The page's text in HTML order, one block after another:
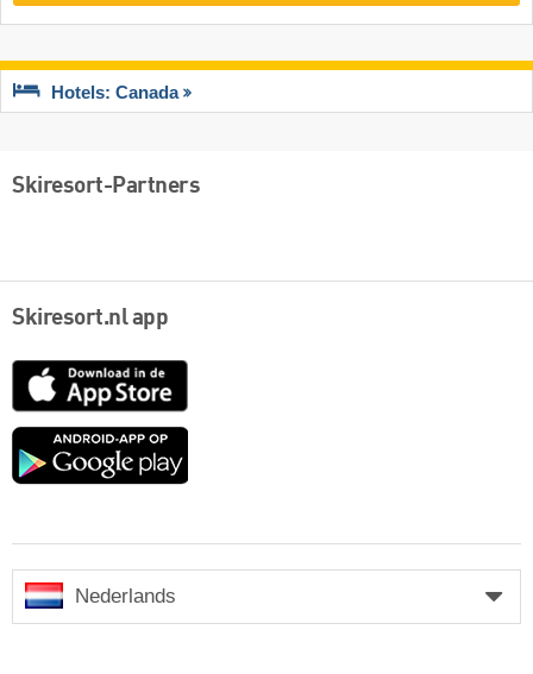
Hotels: Canada
Skiresort-Partners
Skiresort.nl app
App
Google
Nederlands